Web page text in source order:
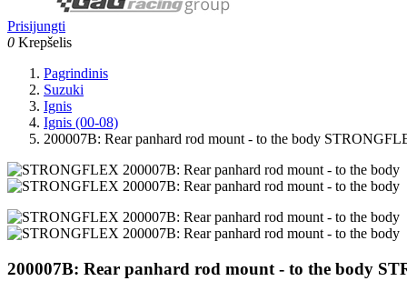
Prisijungti
0 Krepšelis
Pagrindinis
Suzuki
Ignis
Ignis (00-08)
200007B: Rear panhard rod mount - to the body
200007B: Rear panhard rod mount - to the body